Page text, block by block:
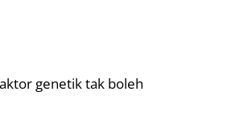
genetik tak boleh